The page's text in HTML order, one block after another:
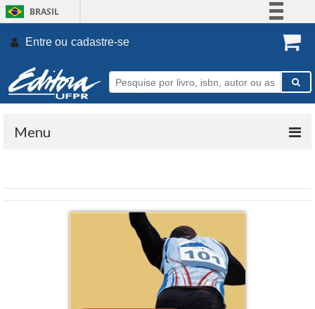
BRASIL
Participe
Entre ou cadastre-se.
Menu